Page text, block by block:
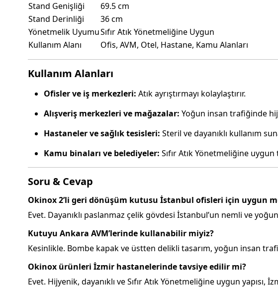
Stand Genişliği
69.5 cm
Stand Derinliği
36 cm
Yönetmelik UyumuSıfır Atık Yönetmeliğine Uygun
Kullanım Alanı
Ofis, AVM, Otel, Hastane, Kamu Alanları
Kullanım Alanları
Ofisler ve iş merkezleri: Atık ayrıştırmayı kolaylaştırır.
Alışveriş merkezleri ve mağazalar: Yoğun insan trafiğinde
Hastaneler ve sağlık tesisleri: Steril ve dayanıklı kullanım
Kamu binaları ve belediyeler: Sıfır Atık Yönetmeliğine
Soru & Cevap
Okinox 2’li geri dönüşüm kutusu İstanbul ofisleri için uygun
Evet. Dayanıklı paslanmaz çelik gövdesi İstanbul’un nemli ve
Kutuyu Ankara AVM’lerinde kullanabilir miyiz?
Kesinlikle. Bombe kapak ve üstten delikli tasarım, yoğun insan
Okinox ürünleri İzmir hastanelerinde tavsiye edilir mi?
Evet. Hijyenik, dayanıklı ve Sıfır Atık Yönetmeliğine uygun yapısı,